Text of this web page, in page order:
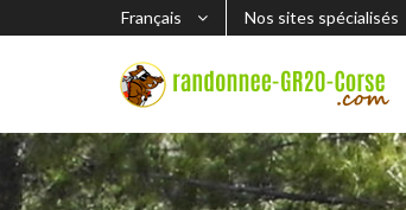
Français Nos sites spécialisés